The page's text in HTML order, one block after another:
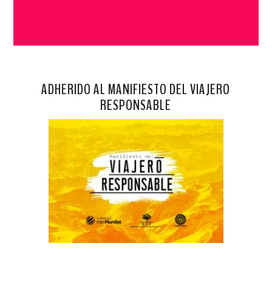
ADHERIDO AL MANIFIESTO DEL VIAJERO
RESPONSABLE